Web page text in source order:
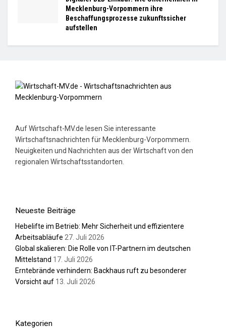
Mecklenburg-Vorpommern ihre
Beschaffungsprozesse zukunftssicher
aufstellen
Auf Wirtschaft-MV.de lesen Sie interessante
Wirtschaftsnachrichten für Mecklenburg-Vorpommern.
Neuigkeiten und Nachrichten aus der Wirtschaft von den
regionalen Wirtschaftsstandorten.
Neueste Beiträge
Hebelifte im Betrieb: Mehr Sicherheit und effizientere
Arbeitsabläufe 27. Juli 2026
Global skalieren: Die Rolle von IT-Partnern im deutschen
Mittelstand 17. Juli 2026
Erntebrände verhindern: Backhaus ruft zu besonderer
Vorsicht auf 13. Juli 2026
Kategorien